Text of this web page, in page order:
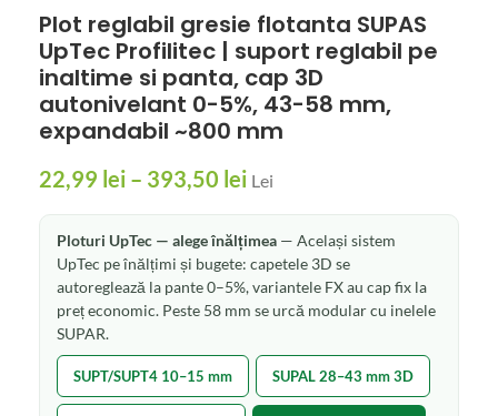
Plot reglabil gresie flotanta SUPAS
UpTec Profilitec | suport reglabil pe
inaltime si panta, cap 3D
autonivelant 0-5%, 43-58 mm,
expandabil ~800 mm
22,99 lei – 393,50 lei Lei
Ploturi UpTec — alege înălțimea — Același sistem
UpTec pe înălțimi și bugete: capetele 3D se
autoreglează la pante 0–5%, variantele FX au cap fix la
preț economic. Peste 58 mm se urcă modular cu inelele
SUPAR.
SUPT/SUPT4 10–15 mm SUPAL 28–43 mm 3D